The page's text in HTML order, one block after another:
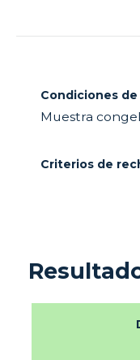
Condiciones
Muestra
Criterios de